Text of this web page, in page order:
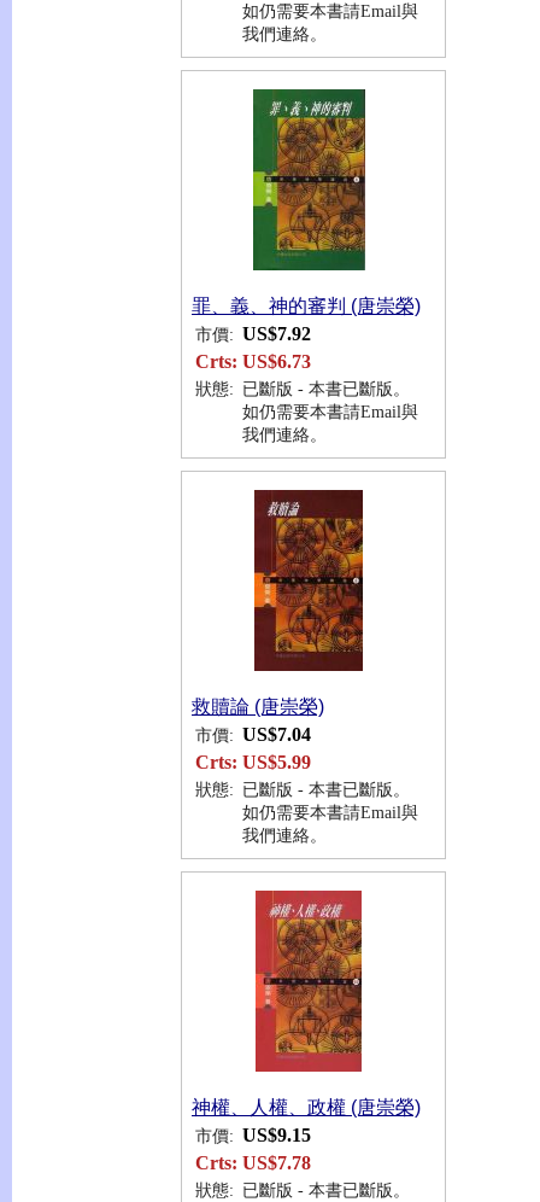
如仍需要本書請Email與
我們連絡。
罪、義、神的審判 (唐崇榮)
市價: US$7.92
Crts: US$6.73
狀態: 已斷版 - 本書已斷版。
如仍需要本書請Email與
我們連絡。
救贖論 (唐崇榮)
市價: US$7.04
Crts: US$5.99
狀態: 已斷版 - 本書已斷版。
如仍需要本書請Email與
我們連絡。
神權、人權、政權 (唐崇榮)
市價: US$9.15
Crts: US$7.78
狀態: 已斷版 - 本書已斷版。